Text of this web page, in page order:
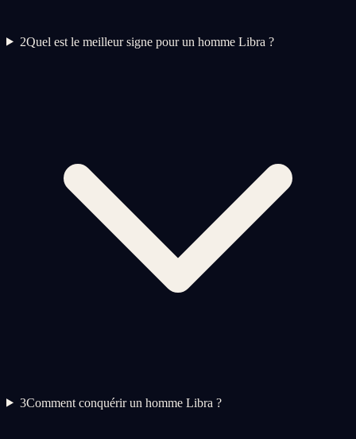
2Quel est le meilleur signe pour un homme Libra ?
3Comment conquérir un homme Libra ?